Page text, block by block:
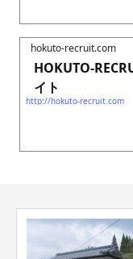
hokuto-recruit.com
HOKUTO-
イト
http://hokuto-recruit.com